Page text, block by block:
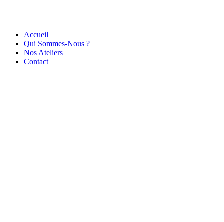
Accueil
Qui Sommes-Nous ?
Nos Ateliers
Contact